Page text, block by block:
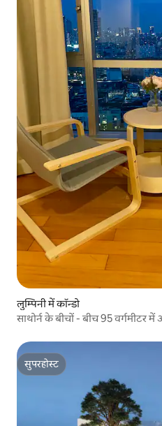
लुम्पिनी में कॉन्डो
साथोर्न के बीचों - बीच 95 वर्गमीटर
सुपरहोस्ट
सुपरहोस्ट